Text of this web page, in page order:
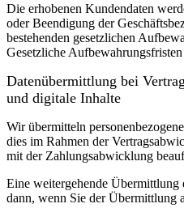
Die erhobenen Kundendaten
oder Beendigung der
bestehenden gesetzlichen
Gesetzliche
Daten­übermittlung bei
und digitale Inhalte
Wir übermitteln
dies im Rahmen der
mit der Zahlungsabwicklung
Eine weitergehende
dann, wenn Sie der Übermittlung